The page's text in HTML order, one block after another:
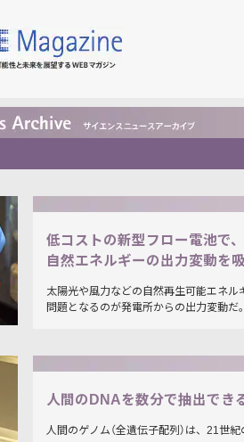
低コストの新型フロー電池で、
自然エネルギーの出力変動を
太陽光や風力などの自然再生可能エネ
問題となるのが発電所からの出力変動だ
人間のDNAを数分で抽出でき
人間のゲノム（全遺伝子配列）は、21世